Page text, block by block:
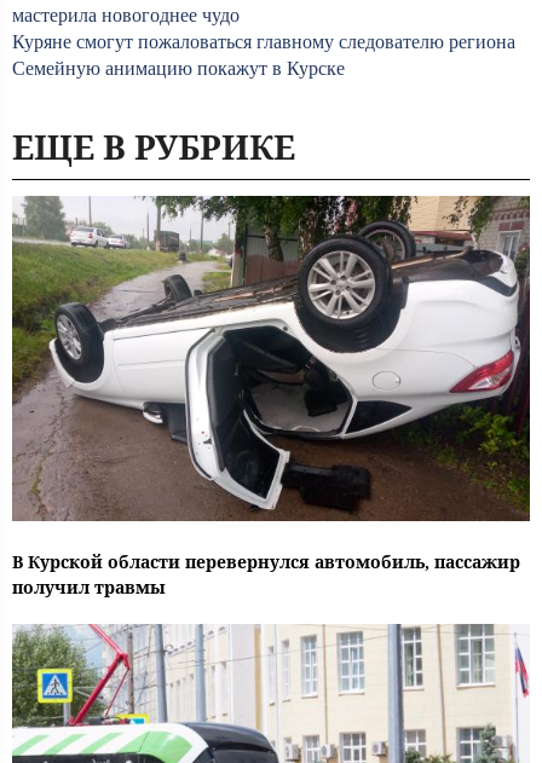
мастерила новогоднее чудо
Куряне смогут пожаловаться главному следователю региона
Семейную анимацию покажут в Курске
ЕЩЕ В РУБРИКЕ
В Курской области перевернулся автомобиль, пассажир
получил травмы